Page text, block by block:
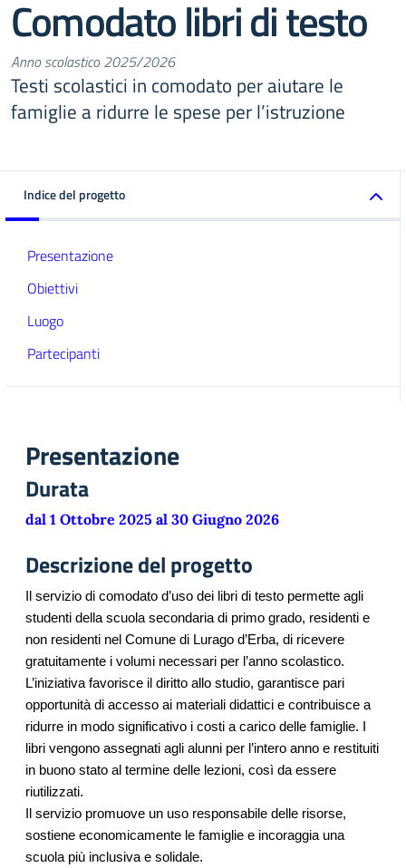
Comodato libri di testo
Anno scolastico 2025/2026
Testi scolastici in comodato per aiutare le
famiglie a ridurre le spese per l’istruzione
Indice del progetto
Presentazione
Obiettivi
Luogo
Partecipanti
Presentazione
Durata
dal 1 Ottobre 2025 al 30 Giugno 2026
Descrizione del progetto
Il servizio di comodato d’uso dei libri di testo permette agli
studenti della scuola secondaria di primo grado, residenti e
non residenti nel Comune di Lurago d’Erba, di ricevere
gratuitamente i volumi necessari per l’anno scolastico.
L’iniziativa favorisce il diritto allo studio, garantisce pari
opportunità di accesso ai materiali didattici e contribuisce a
ridurre in modo significativo i costi a carico delle famiglie. I
libri vengono assegnati agli alunni per l’intero anno e restituiti
in buono stato al termine delle lezioni, così da essere
riutilizzati.
Il servizio promuove un uso responsabile delle risorse,
sostiene economicamente le famiglie e incoraggia una
scuola più inclusiva e solidale.